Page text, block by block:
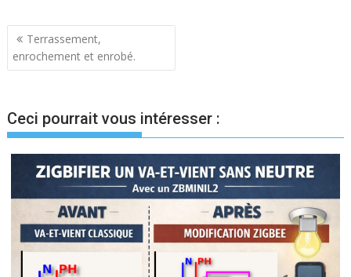
Navigation
de
Terrassement,
enrochement et enrobé.
Ceci pourrait vous intéresser :